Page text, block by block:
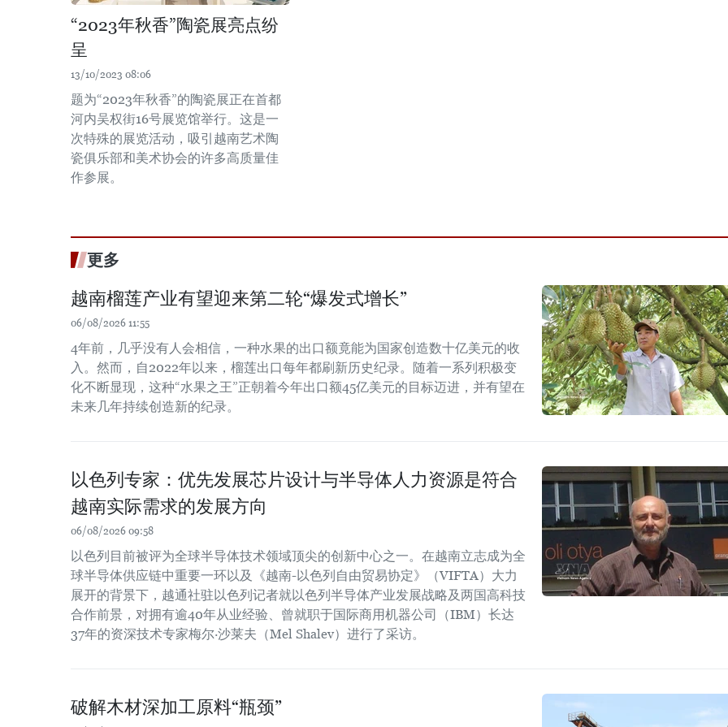
“2023年秋香”陶瓷展亮点纷
呈
13/10/2023 08:06
题为“2023年秋香”的陶瓷展正在首都
河内吴权街16号展览馆举行。这是一
次特殊的展览活动，吸引越南艺术陶
瓷俱乐部和美术协会的许多高质量佳
作参展。
更多
越南榴莲产业有望迎来第二轮“爆发式增长”
06/08/2026 11:55
4年前，几乎没有人会相信，一种水果的出口额竟能为国家创造数十亿美元的收
入。然而，自2022年以来，榴莲出口每年都刷新历史纪录。随着一系列积极变
化不断显现，这种“水果之王”正朝着今年出口额45亿美元的目标迈进，并有望在
未来几年持续创造新的纪录。
以色列专家：优先发展芯片设计与半导体人力资源是符合
越南实际需求的发展方向
06/08/2026 09:58
以色列目前被评为全球半导体技术领域顶尖的创新中心之一。在越南立志成为全
球半导体供应链中重要一环以及《越南-以色列自由贸易协定》（VIFTA）大力
展开的背景下，越通社驻以色列记者就以色列半导体产业发展战略及两国高科技
合作前景，对拥有逾40年从业经验、曾就职于国际商用机器公司（IBM）长达
37年的资深技术专家梅尔·沙莱夫（Mel Shalev）进行了采访。
破解木材深加工原料“瓶颈”